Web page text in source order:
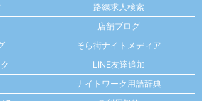
路線求人検索
店舗ブログ
そら街ナイトメディア
LINE友達追加
ナイトワーク用語辞典